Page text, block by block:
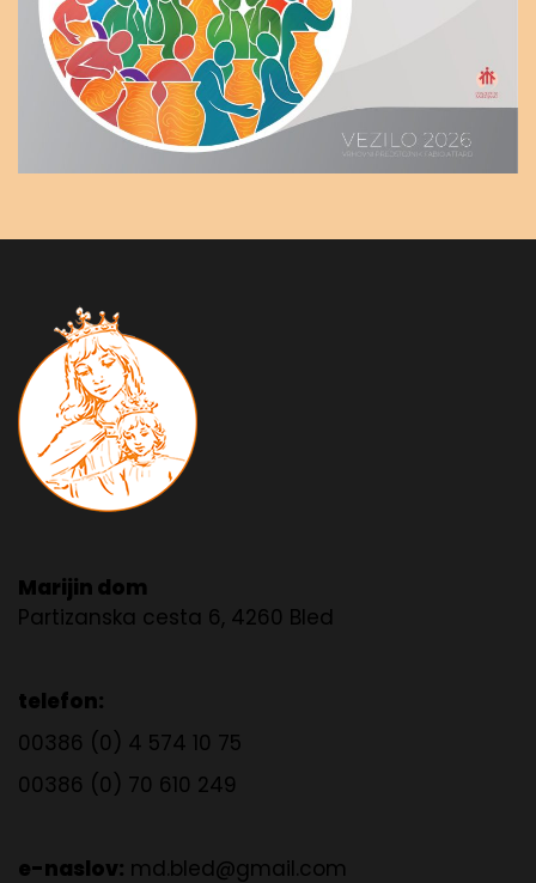
Marijin dom
Partizanska cesta 6, 4260 Bled
telefon:
00386 (0) 4 574 10 75
00386 (0) 70 610 249
e-naslov: md.bled@gmail.com